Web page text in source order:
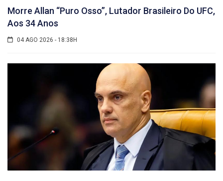
Morre Allan “Puro Osso”, Lutador Brasileiro Do UFC,
Aos 34 Anos
04 AGO 2026 - 18:38H